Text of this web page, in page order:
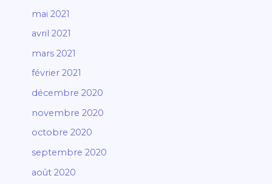
mai 2021
avril 2021
mars 2021
février 2021
décembre 2020
novembre 2020
octobre 2020
septembre 2020
août 2020